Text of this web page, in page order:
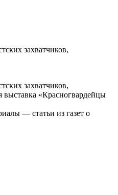
захватчиков,
захватчиков,
«Красногвардейцы
— статьи из газет​ о